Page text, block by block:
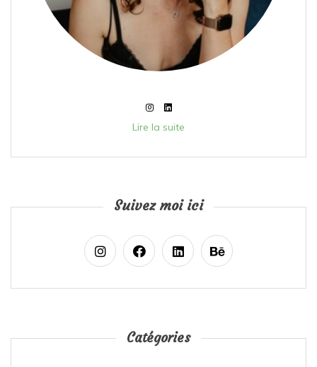
Lire la suite
Suivez moi ici
Catégories